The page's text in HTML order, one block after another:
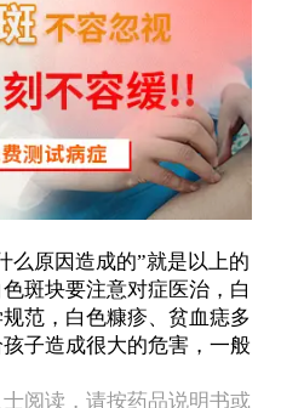
原因造成的”就是以上的
斑块要注意对症医治，白
范，白色糠疹、贫血痣多
子造成很大的危害，一般
阅读，请按药品说明书或